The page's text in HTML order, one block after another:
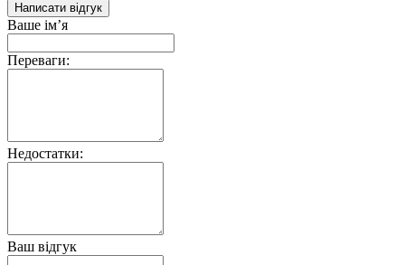
Написати відгук
Ваше ім’я
Переваги:
Недостатки:
Ваш відгук